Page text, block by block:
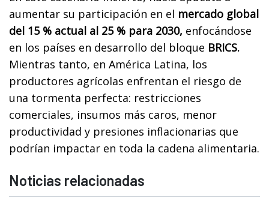
aumentar su participación en el mercado global
del 15 % actual al 25 % para 2030, enfocándose
en los países en desarrollo del bloque BRICS.
Mientras tanto, en América Latina, los
productores agrícolas enfrentan el riesgo de
una tormenta perfecta: restricciones
comerciales, insumos más caros, menor
productividad y presiones inflacionarias que
podrían impactar en toda la cadena alimentaria.
Noticias relacionadas